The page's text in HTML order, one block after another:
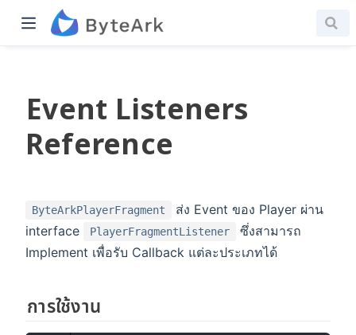
Event Listeners
Reference
ByteArkPlayerFragment
ส่ง Event ของ Player ผ่าน
interface
PlayerFragmentListener
ซึ่งสามารถ
Implement เพื่อรับ Callback แต่ละประเภทได้
การใช้งาน